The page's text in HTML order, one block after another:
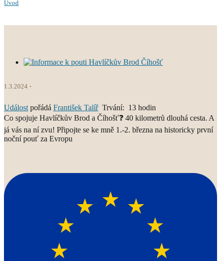
Úvod
1.3.2024
Událost pořádá František TalířTrvání: 13 hodin
Co spojuje Havlíčkův Brod a Číhošť❓ 40 kilometrů dlouhá cesta. A
já vás na ní zvu! Připojte se ke mně 1.-2. března na historicky první
noční pouť za Evropu